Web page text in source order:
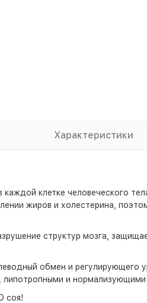
Характеристики
клетке человеческого
жиров и холестерина,
структур мозга,
обмен и
и нормализующими
соя!